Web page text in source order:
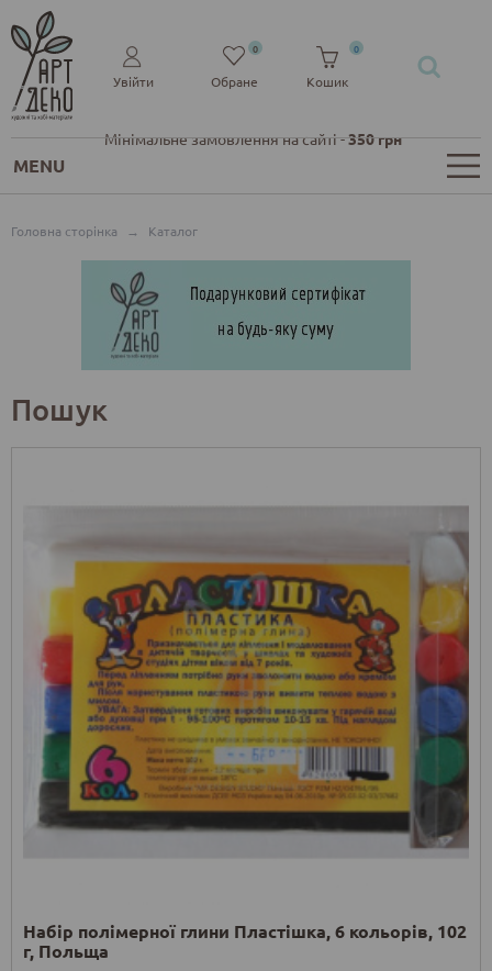
Мінімальне замовлення на сайті -350 грн
Увійти Обране
0
Кошик
0
MENU
Головна сторінка → Каталог
Пошук
Набір полімерної глини Пластішка, 6 кольорів, 102
г, Польща